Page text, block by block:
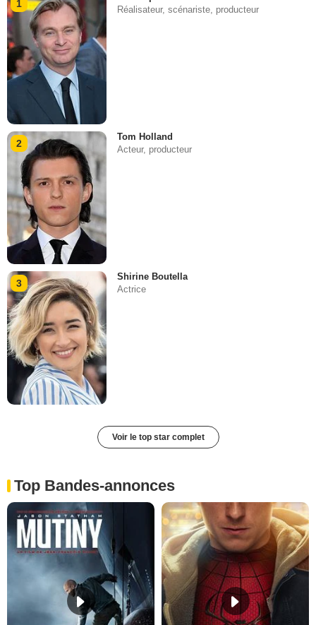
1
Réalisateur, scénariste, producteur
2
Tom Holland
Acteur, producteur
3
Shirine Boutella
Actrice
Voir le top star complet
Top Bandes-annonces